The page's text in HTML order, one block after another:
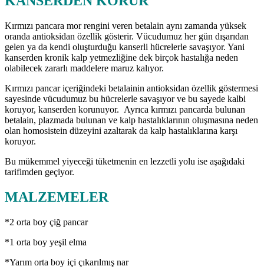
Kırmızı pancara mor rengini veren betalain aynı zamanda yüksek
oranda antioksidan özellik gösterir. Vücudumuz her gün dışarıdan
gelen ya da kendi oluşturduğu kanserli hücrelerle savaşıyor. Yani
kanserden kronik kalp yetmezliğine dek birçok hastalığa neden
olabilecek zararlı maddelere maruz kalıyor.
Kırmızı pancar içeriğindeki betalainin antioksidan özellik göstermesi
sayesinde vücudumuz bu hücrelerle savaşıyor ve bu sayede kalbi
koruyor, kanserden korunuyor. Ayrıca kırmızı pancarda bulunan
betalain, plazmada bulunan ve kalp hastalıklarının oluşmasına neden
olan homosistein düzeyini azaltarak da kalp hastalıklarına karşı
koruyor.
Bu mükemmel yiyeceği tüketmenin en lezzetli yolu ise aşağıdaki
tarifimden geçiyor.
MALZEMELER
*2 orta boy çiğ pancar
*1 orta boy yeşil elma
*Yarım orta boy içi çıkarılmış nar